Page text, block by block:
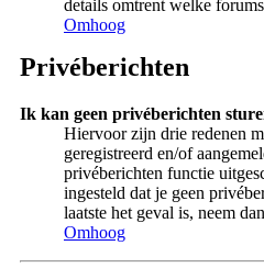
details omtrent welke
Omhoog
Privéberichten
Ik kan geen privéberichten
Hiervoor zijn drie redenen
geregistreerd en/of
privéberichten functie
ingesteld dat je geen
laatste het geval is, neem
Omhoog